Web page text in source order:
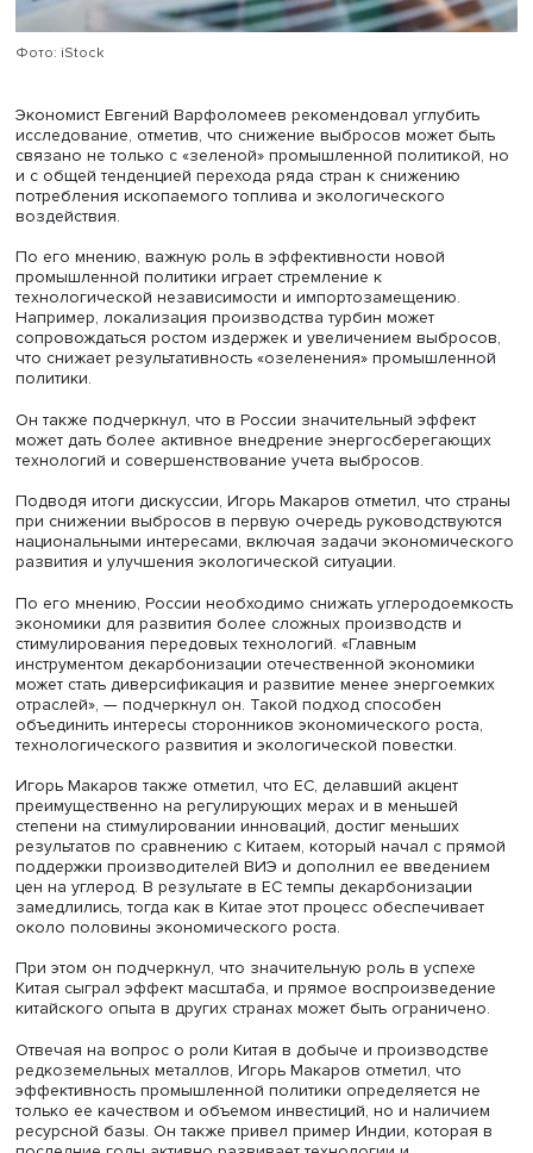
последние годы заметна ориентация многих стран на
низкоуглеродную промышленную политику. Важно
ориентированы на снижение экологического вреда.
Эксперт обратил внимание на ключевую дилемму:
«озеленению» экономики могут замедлять
рост, однако отказ от них создает риски для
По его мнению, необходимо оценивать соотношение
инвестиций и результатов «зеленой» промышленной
включая стоимость снижения выбросов. Он также
важность разграничения торговой и промышленной
политики, уточнения их эффектов и выстраивания их
Экономист Евгений Варфоломеев рекомендовал
исследование, отметив, что снижение выбросов может
связано не только с «зеленой» промышленной
и с общей тенденцией перехода ряда стран к снижению
потребления ископаемого топлива и экологического
По его мнению, важную роль в эффективности новой
промышленной политики играет стремление к
технологической независимости и импортозамещению.
Например, локализация производства турбин может
сопровождаться ростом издержек и увеличением
что снижает результативность «озеленения»
политики.